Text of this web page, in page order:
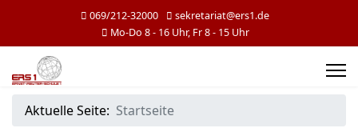
069/212-32000
sekretariat@ers1.de
Mo-Do 8 - 16 Uhr, Fr 8 - 15 Uhr
Aktuelle Seite: Startseite